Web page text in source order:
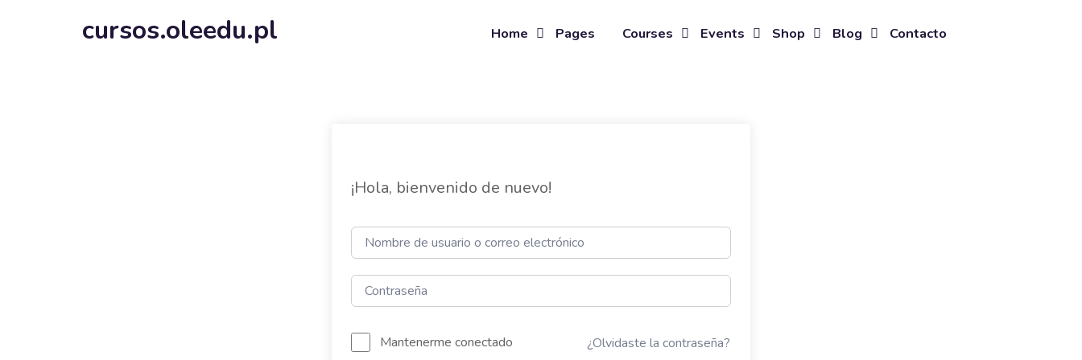
cursos.oleedu.pl Home Pages Courses Events Shop Blog Contacto
¡Hola, bienvenido de nuevo!
Mantenerme conectado ¿Olvidaste la contraseña?